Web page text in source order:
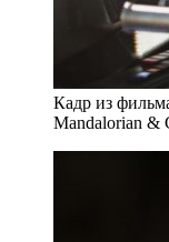
Кадр из
Mandalorian